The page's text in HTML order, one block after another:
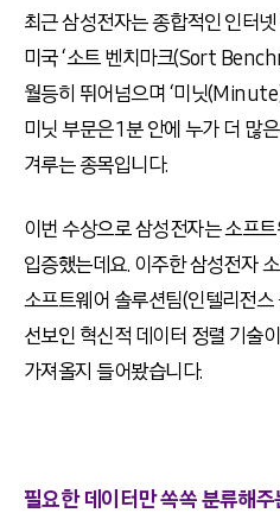
최근 삼성전자는 종합적인 인터
미국 ‘소트 벤치마크(Sort
월등히 뛰어넘으며 ‘미닛
미닛 부문은 1분 안에 누가 더 많
겨루는 종목입니다.
이번 수상으로 삼성전자는 소프
입증했는데요. 이주한 삼성전자
소프트웨어 솔루션팀(인텔리전
선보인 혁신적 데이터 정렬 기술
가져올지 들어봤습니다.
필요한 데이터만 쏙쏙 분류해주